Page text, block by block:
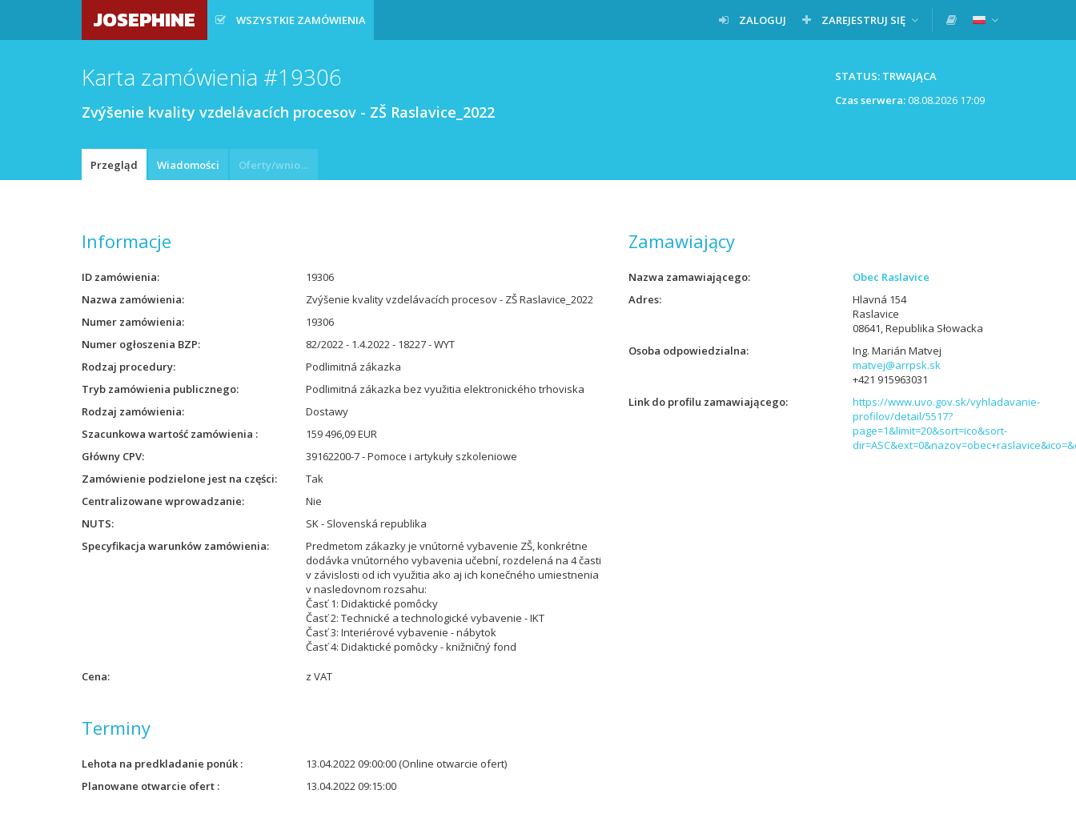
JOSEPHINE WSZYSTKIE ZAMÓWIENIA ZALOGUJ ZAREJESTRUJ SIĘ
STATUS: TRWAJĄCA
Czas serwera:08.08.2026 17:09
Karta zamówienia #19306
Zvýšenie kvality vzdelávacích procesov - ZŠ Raslavice_2022
Przegląd Wiadomości Oferty/wnioski
Informacje
ID zamówienia
19306
Nazwa zamówienia
Zvýšenie kvality vzdelávacích procesov - ZŠ Raslavice_2022
Numer zamówienia
19306
Numer ogłoszenia BZP
82/2022 - 1.4.2022 - 18227 - WYT
Rodzaj procedury
Podlimitná zákazka
Tryb zamówienia publicznego
Podlimitná zákazka bez využitia elektronického trhoviska
Rodzaj zamówienia
Dostawy
Szacunkowa wartość zamówienia
159 496,09 EUR
Główny CPV
39162200-7 - Pomoce i artykuły szkoleniowe
Zamówienie podzielone jest na części
Tak
Centralizowane wprowadzanie
Nie
NUTS
SK - Slovenská republika
Specyfikacja warunków zamówienia
Predmetom zákazky je vnútorné vybavenie ZŠ, konkrétne
dodávka vnútorného vybavenia učební, rozdelená na 4 časti
v závislosti od ich využitia ako aj ich konečného umiestnenia
v nasledovnom rozsahu:
Časť 1: Didaktické pomôcky
Časť 2: Technické a technologické vybavenie - IKT
Časť 3: Interiérové vybavenie - nábytok
Časť 4: Didaktické pomôcky - knižničný fond
Cena z VAT
Terminy
Lehota na predkladanie ponúk 13.04.2022 09:00:00(Online otwarcie ofert)
Planowane otwarcie ofert
13.04.2022 09:15:00
Zamawiający
Nazwa zamawiającego
Obec Raslavice
Adres
Hlavná 154
Raslavice
08641, Republika Słowacka
Osoba odpowiedzialna
Ing. Marián Matvej
matvej@arrpsk.sk
+421 915963031
Link do profilu zamawiającego
https://www.uvo.gov.sk/vyhladavanie-
profilov/detail/5517?
page=1&limit=20&sort=ico&sort-